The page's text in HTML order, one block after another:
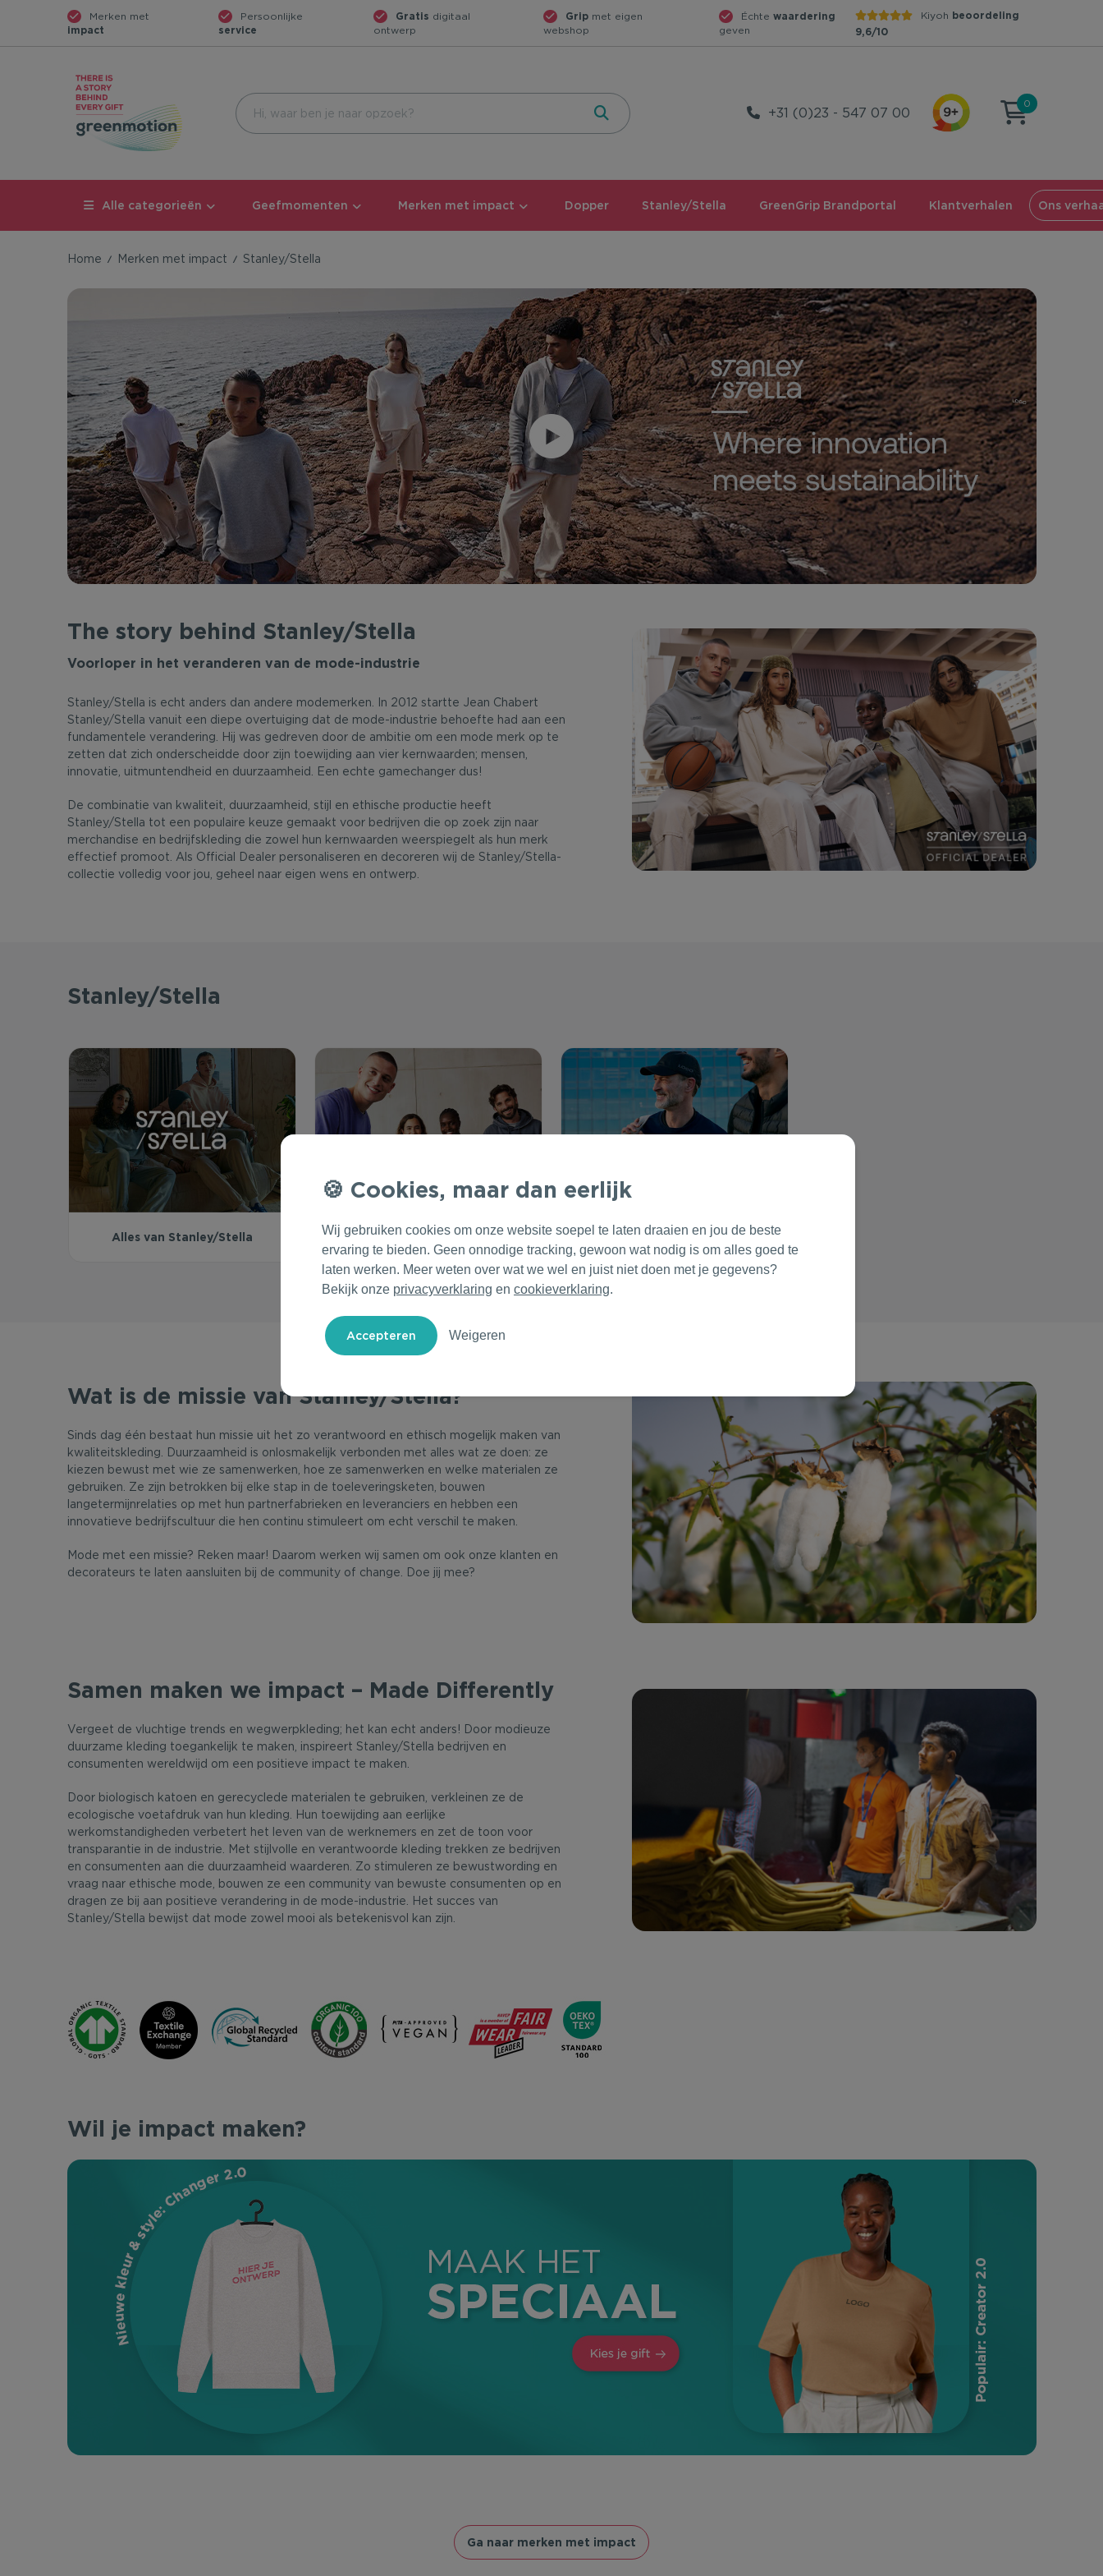
Merken met
impact
Persoonlijke
service
Gratis digitaal
ontwerp
Grip met eigen
webshop
Échte waardering
geven
Kiyoh beoordeling
9,6/10
+31 (0)23 - 547 07 00
0
Alle categorieën Geefmomenten Merken met impact Dopper Stanley/Stella GreenGrip Brandportal Klantverhalen Ons
Home Merken met impact Stanley/Stella
The story behind Stanley/Stella
Voorloper in het veranderen van de mode-industrie
Stanley/Stella is echt anders dan andere modemerken. In 2012 startte Jean Chabert
Stanley/Stella vanuit een diepe overtuiging dat de mode-industrie behoefte had aan een
fundamentele verandering. Hij was gedreven door de ambitie om een mode merk op te
zetten dat zich onderscheidde door zijn toewijding aan vier kernwaarden; mensen,
innovatie, uitmuntendheid en duurzaamheid. Een echte gamechanger dus!
De combinatie van kwaliteit, duurzaamheid, stijl en ethische productie heeft
Stanley/Stella tot een populaire keuze gemaakt voor bedrijven die op zoek zijn naar
merchandise en bedrijfskleding die zowel hun kernwaarden weerspiegelt als hun merk
effectief promoot. Als Official Dealer personaliseren en decoreren wij de Stanley/Stella-
collectie volledig voor jou, geheel naar eigen wens en ontwerp.
Stanley/Stella
Alles van Stanley/Stella Kleding Accessoires
Wat is de missie van Stanley/Stella?
Sinds dag één bestaat hun missie uit het zo verantwoord en ethisch mogelijk maken van
kwaliteitskleding. Duurzaamheid is onlosmakelijk verbonden met alles wat ze doen: ze
kiezen bewust met wie ze samenwerken, hoe ze samenwerken en welke materialen ze
gebruiken. Ze zijn betrokken bij elke stap in de toeleveringsketen, bouwen
langetermijnrelaties op met hun partnerfabrieken en leveranciers en hebben een
innovatieve bedrijfscultuur die hen continu stimuleert om echt verschil te maken.
Mode met een missie? Reken maar! Daarom werken wij samen om ook onze klanten en
decorateurs te laten aansluiten bij de community of change. Doe jij mee?
Samen maken we impact – Made Differently
Vergeet de vluchtige trends en wegwerpkleding; het kan echt anders! Door modieuze
duurzame kleding toegankelijk te maken, inspireert Stanley/Stella bedrijven en
consumenten wereldwijd om een positieve impact te maken.
Door biologisch katoen en gerecyclede materialen te gebruiken, verkleinen ze de
ecologische voetafdruk van hun kleding. Hun toewijding aan eerlijke
werkomstandigheden verbetert het leven van de werknemers en zet de toon voor
transparantie in de industrie. Met stijlvolle en verantwoorde kleding trekken ze bedrijven
en consumenten aan die duurzaamheid waarderen. Zo stimuleren ze bewustwording en
vraag naar ethische mode, bouwen ze een community van bewuste consumenten op en
dragen ze bij aan positieve verandering in de mode-industrie. Het succes van
Stanley/Stella bewijst dat mode zowel mooi als betekenisvol kan zijn.
Wil je impact maken?
Ga naar merken met impact
Cookies, maar dan eerlijk
Wij gebruiken cookies om onze website soepel te laten draaien en jou de beste
ervaring te bieden. Geen onnodige tracking, gewoon wat nodig is om alles goed te
laten werken. Meer weten over wat we wel en juist niet doen met je gegevens?
Bekijk onze privacyverklaring en cookieverklaring.
Weigeren